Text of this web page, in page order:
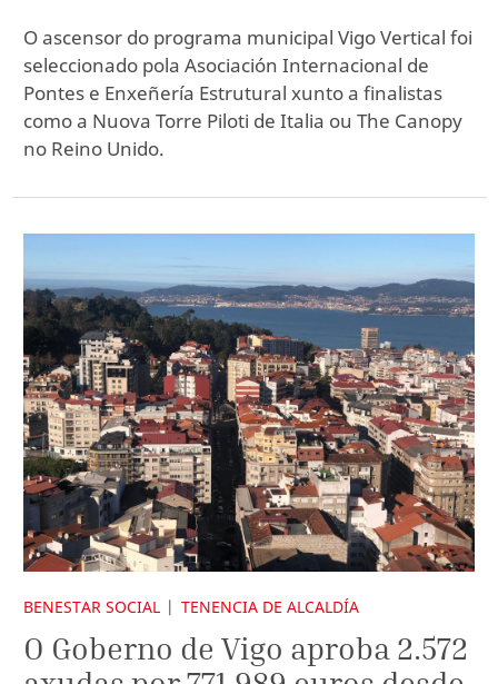
O ascensor do programa municipal Vigo Vertical foi
seleccionado pola Asociación Internacional de
Pontes e Enxeñería Estrutural xunto a finalistas
como a Nuova Torre Piloti de Italia ou The Canopy
no Reino Unido.
BENESTAR SOCIAL TENENCIA DE ALCALDÍA
O Goberno de Vigo aproba 2.572